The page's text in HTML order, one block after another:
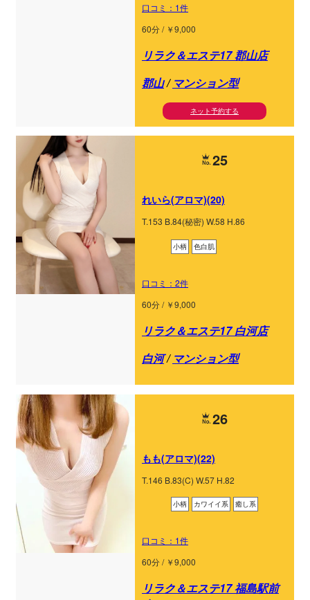
口コミ：1件
60分 / ￥9,000
リラク＆エステ17 郡山店
郡山/ マンション型
ネット予約する
25
れいら(アロマ)(20)
T.153 B.84(秘密) W.58 H.86
小柄 色白肌
口コミ：2件
60分 / ￥9,000
リラク＆エステ17 白河店
白河/ マンション型
26
もも(アロマ)(22)
T.146 B.83(C) W.57 H.82
小柄 カワイイ系 癒し系
口コミ：1件
60分 / ￥9,000
リラク＆エステ17 福島駅前